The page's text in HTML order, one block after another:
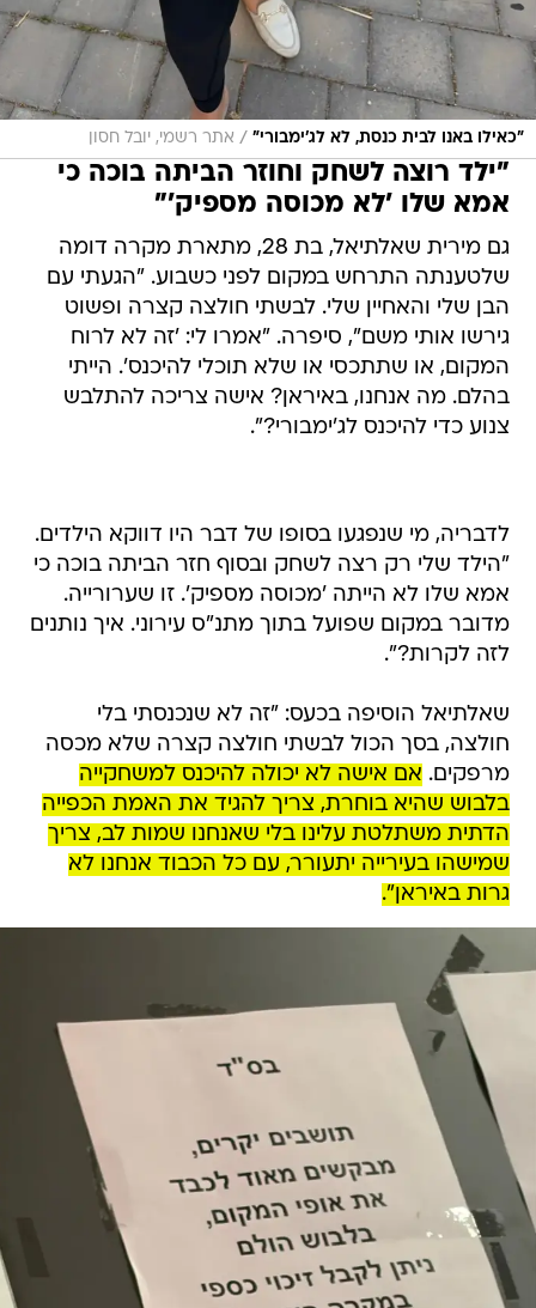
"כאילו באנו לבית כנסת, לא לג'ימבורי" / אתר רשמי, יובל חסון
"ילד רוצה לשחק וחוזר הביתה בוכה כי
אמא שלו 'לא מכוסה מספיק'"
גם מירית שאלתיאל, בת 28, מתארת מקרה דומה
שלטענתה התרחש במקום לפני כשבוע. "הגעתי עם
הבן שלי והאחיין שלי. לבשתי חולצה קצרה ופשוט
גירשו אותי משם", סיפרה. "אמרו לי: 'זה לא לרוח
המקום, או שתתכסי או שלא תוכלי להיכנס'. הייתי
בהלם. מה אנחנו, באיראן? אישה צריכה להתלבש
צנוע כדי להיכנס לג'ימבורי?".
לדבריה, מי שנפגעו בסופו של דבר היו דווקא הילדים.
"הילד שלי רק רצה לשחק ובסוף חזר הביתה בוכה כי
אמא שלו לא הייתה 'מכוסה מספיק'. זו שערורייה.
מדובר במקום שפועל בתוך מתנ"ס עירוני. איך נותנים
לזה לקרות?".
שאלתיאל הוסיפה בכעס: "זה לא שנכנסתי בלי
חולצה, בסך הכול לבשתי חולצה קצרה שלא מכסה
מרפקים. אם אישה לא יכולה להיכנס למשחקייה
בלבוש שהיא בוחרת, צריך להגיד את האמת הכפייה
הדתית משתלטת עלינו בלי שאנחנו שמות לב, צריך
שמישהו בעירייה יתעורר, עם כל הכבוד אנחנו לא
גרות באיראן".